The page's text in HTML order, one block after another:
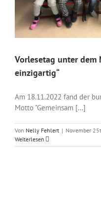
Vorlesetag unter dem
einzigartig“
Am 18.11.2022 fand der
Motto "Gemeinsam [...]
Von Nelly Fehlert | November
Weiterlesen